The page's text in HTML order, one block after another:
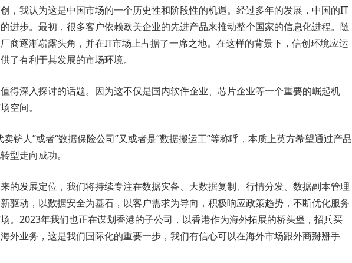
，我认为这是中国市场的一个历史性和阶段性的机遇。经过多年的发展，中国的IT
进步。最初，很多客户依赖欧美企业的先进产品来推动整个国家的信息化进程。随
商逐渐崭露头角，并在IT市场上占据了一席之地。在这样的背景下，信创环境应运
了有利于其发展的市场环境。
得深入探讨的话题。因为这不仅是国内软件企业、芯片企业等一个重要的崛起机
空间。
卖铲人”或者“数据保险公司”又或者是“数据搬运工”等称呼，本质上英方希望通过产品
型走向成功。
的发展定位，我们将持续专注在数据灾备、大数据复制、行情分发、数据副本管理
驱动，以数据安全为基石，以客户需求为导向，积极响应政策趋势，不断优化服务
。2023年我们也正在谋划香港的子公司，以香港作为海外拓展的桥头堡，招兵买
外业务，这是我们国际化的重要一步，我们有信心可以在海外市场跟外商掰掰手